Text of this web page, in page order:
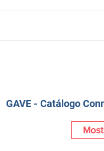
GAVE - Catálogo